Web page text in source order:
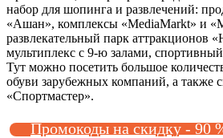
набор для шопинга и развлечений:
«Ашан», комплексы «MediaMarkt» и
развлекательный парк аттракционов
мультиплекс с 9-ю залами,
Тут можно посетить большое
обуви зарубежных компаний, а также
«Спортмастер».
Промокоды на скидку - 90